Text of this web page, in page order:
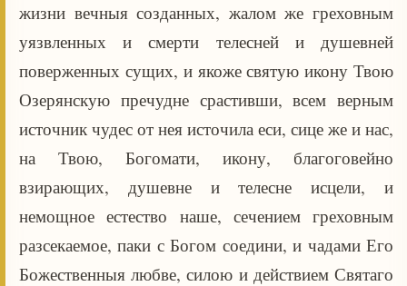
жизни вечныя созданных, жалом же греховным
уязвленных и смерти телесней и душевней
поверженных сущих, и якоже святую икону Твою
Озерянскую пречудне срастивши, всем верным
источник чудес от нея источила еси, сице же и нас,
на Твою, Богомати, икону, благоговейно
взирающих, душевне и телесне исцели, и
немощное естество наше, сечением греховным
разсекаемое, паки с Богом соедини, и чадами Его
Божественныя любве, силою и действием Святаго